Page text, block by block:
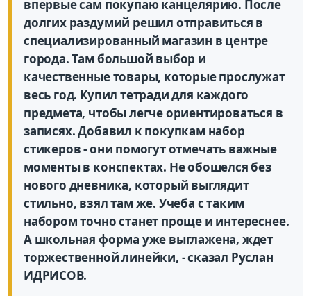
впервые сам покупаю канцелярию. После
долгих раздумий решил отправиться в
специализированный магазин в центре
города. Там большой выбор и
качественные товары, которые прослужат
весь год. Купил тетради для каждого
предмета, чтобы легче ориентироваться в
записях. Добавил к покупкам набор
стикеров - они помогут отмечать важные
моменты в конспектах. Не обошелся без
нового дневника, который выглядит
стильно, взял там же. Учеба с таким
набором точно станет проще и интереснее.
А школьная форма уже выглажена, ждет
торжественной линейки, - сказал Руслан
ИДРИСОВ.